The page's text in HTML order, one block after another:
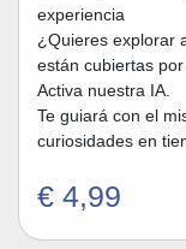
experiencia
¿Quieres explorar
están cubiertas
Activa nuestra IA.
Te guiará con el
curiosidades en
€ 4,99